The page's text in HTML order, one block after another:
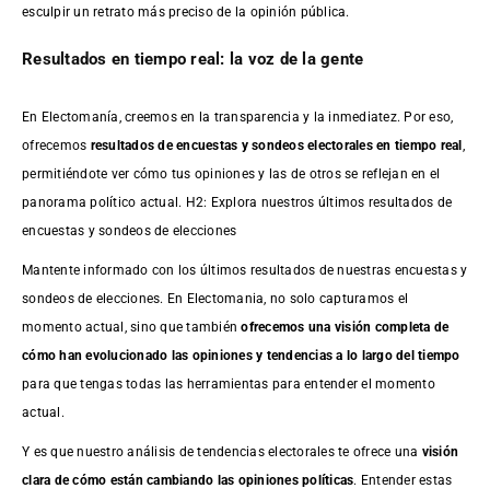
esculpir un retrato más preciso de la opinión pública.
Resultados en tiempo real: la voz de la gente
En Electomanía, creemos en la transparencia y la inmediatez. Por eso,
ofrecemos resultados deencuestas y sondeos electorales en tiempo real ,
permitiéndote ver cómo tus opiniones y las de otros se reflejan en el
panorama político actual. H2: Explora nuestros últimos resultados de
encuestas y sondeos de elecciones
Mantente informado con los últimos resultados de nuestras encuestasy
sondeos de elecciones. En Electomania, no solo capturamos el
momento actual, sino que tambiénofrecemos una visión completa de
cómo han evolucionado las opiniones y tendencias a lo largo del tiempo
para que tengas todas las herramientas para entender el momento
actual.
Y es que nuestro análisis de tendencias electorales te ofrece una visión
clara de cómo están cambiando las opiniones políticas. Entender estas